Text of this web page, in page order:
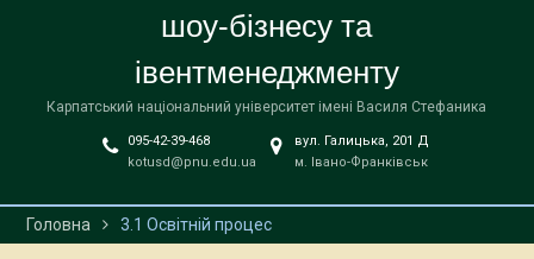
шоу-бізнесу та
івентменеджменту
Карпатський національний університет імені Василя Стефаника
095-42-39-468
kotusd@pnu.edu.ua
вул. Галицька, 201 Д
м. Івано-Франківськ
Головна 3.1 Освітній процес